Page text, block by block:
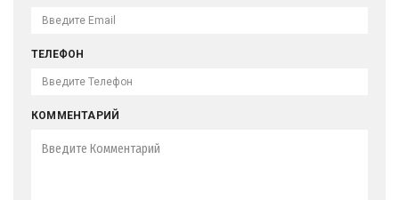
ТЕЛЕФОН
КОММЕНТАРИЙ